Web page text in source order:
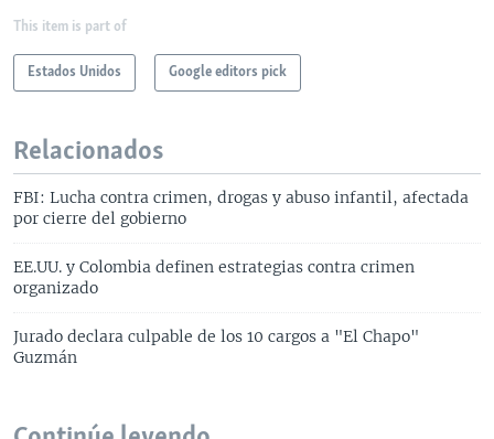
This item is part of
Estados Unidos Google editors pick
Relacionados
FBI: Lucha contra crimen, drogas y abuso infantil, afectada
por cierre del gobierno
EE.UU. y Colombia definen estrategias contra crimen
organizado
Jurado declara culpable de los 10 cargos a "El Chapo"
Guzmán